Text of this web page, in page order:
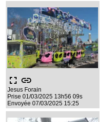
fullscreen link
Jesus Forain
Prise 01/03/2025 13h56 09s
Envoyée 07/03/2025 15:25